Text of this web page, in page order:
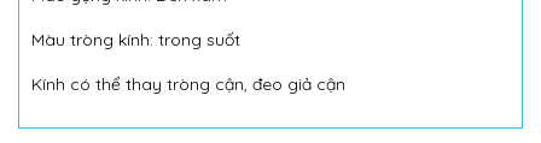
Màu tròng kính: trong suốt
Kính có thể thay tròng cận, đeo giả cận